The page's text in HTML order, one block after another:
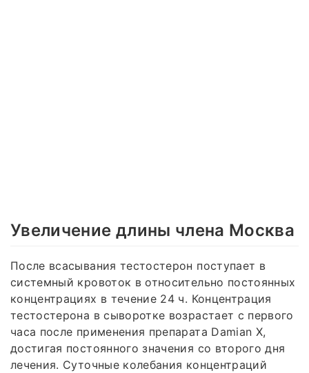
Увеличение длины члена Москва
После всасывания тестостерон поступает в
системный кровоток в относительно постоянных
концентрациях в течение 24 ч. Концентрация
тестостерона в сыворотке возрастает с первого
часа после применения препарата Damian X,
достигая постоянного значения со второго дня
лечения. Суточные колебания концентраций